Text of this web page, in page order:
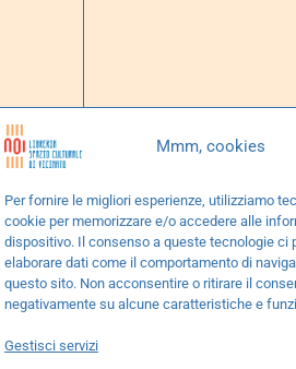
Mmm, cookies
Per fornire le migliori esperienze, utilizziamo
cookie per memorizzare e/o accedere alle
dispositivo. Il consenso a queste tecnologie ci
elaborare dati come il comportamento di
questo sito. Non acconsentire o ritirare il
negativamente su alcune caratteristiche e
Gestisci servizi